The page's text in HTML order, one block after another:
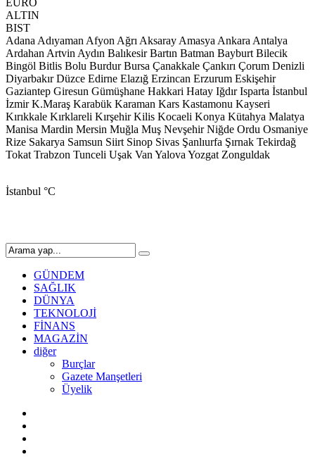
EURO
ALTIN
BIST
Adana Adıyaman Afyon Ağrı Aksaray Amasya Ankara Antalya
Ardahan Artvin Aydın Balıkesir Bartın Batman Bayburt Bilecik
Bingöl Bitlis Bolu Burdur Bursa Çanakkale Çankırı Çorum Denizli
Diyarbakır Düzce Edirne Elazığ Erzincan Erzurum Eskişehir
Gaziantep Giresun Gümüşhane Hakkari Hatay Iğdır Isparta İstanbul
İzmir K.Maraş Karabük Karaman Kars Kastamonu Kayseri
Kırıkkale Kırklareli Kırşehir Kilis Kocaeli Konya Kütahya Malatya
Manisa Mardin Mersin Muğla Muş Nevşehir Niğde Ordu Osmaniye
Rize Sakarya Samsun Siirt Sinop Sivas Şanlıurfa Şırnak Tekirdağ
Tokat Trabzon Tunceli Uşak Van Yalova Yozgat Zonguldak
İstanbul °C
GÜNDEM
SAĞLIK
DÜNYA
TEKNOLOJİ
FİNANS
MAGAZİN
diğer
Burçlar
Gazete Manşetleri
Üyelik